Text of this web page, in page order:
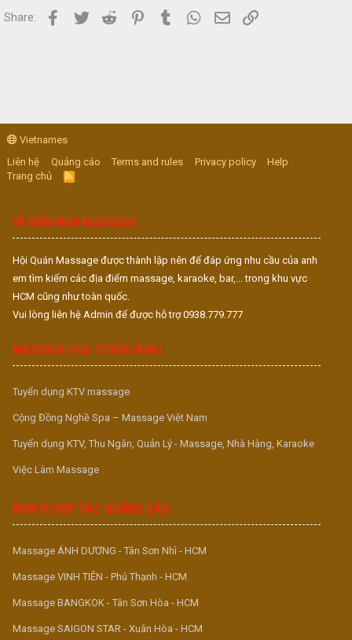
Share: Facebook
Twitter Reddit PinterestTumblr WhatsApp
Email
Vietnames
Liên hệ
Quảng cáo Terms and rules Privacy policy
Help
Trang chủ
R
S
VỀ DIỄN ĐÀN MASSAGE
Hội Quán Massage được thành lập nên để đáp ứng nhu cầu của anh
em tìm kiếm các địa điểm massage, karaoke, bar,... trong khu vực
HCM cũng như toàn quốc.
Vui lòng liên hệ Admin để được hỗ trợ 0938.779.777
MASSAGE VUA TUYỂN DỤNG
Tuyển dụng KTV massage
Cộng Đồng Nghề Spa – Massage Việt Nam
Tuyển dụng KTV, Thu Ngân, Quản Lý - Massage, Nhà Hàng, Karaoke
Việc Làm Massage
ĐƠN VỊ HỢP TÁC QUẢNG CÁO
Massage ÁNH DƯƠNG - Tân Sơn Nhì - HCM
Massage VINH TIÊN - Phú Thạnh - HCM
Massage BANGKOK - Tân Sơn Hòa - HCM
Massage SAIGON STAR - Xuân Hòa - HCM